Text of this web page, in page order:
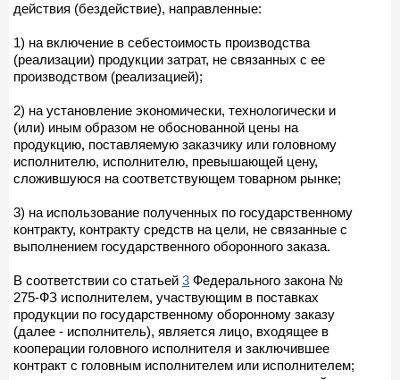
действия (бездействие), направленные:
1) на включение в себестоимость производства
(реализации) продукции затрат, не связанных с ее
производством (реализацией);
2) на установление экономически, технологически и
(или) иным образом не обоснованной цены на
продукцию, поставляемую заказчику или головному
исполнителю, исполнителю, превышающей цену,
сложившуюся на соответствующем товарном рынке;
3) на использование полученных по государственному
контракту, контракту средств на цели, не связанные с
выполнением государственного оборонного заказа.
В соответствии со статьей 3 Федерального закона №
275-ФЗ исполнителем, участвующим в поставках
продукции по государственному оборонному заказу
(далее - исполнитель), является лицо, входящее в
кооперации головного исполнителя и заключившее
контракт с головным исполнителем или исполнителем;